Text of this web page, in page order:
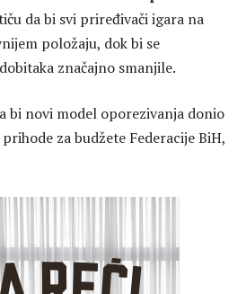
da bi svi priređivači igara na
položaju, dok bi se
značajno smanjile.
bi novi model oporezivanja donio
za budžete Federacije BiH,